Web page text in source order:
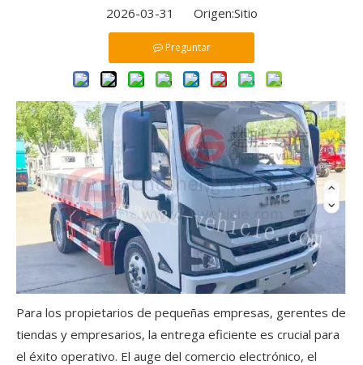
2026-03-31 Origen:Sitio
Preguntar
Para los propietarios de pequeñas empresas, gerentes de
tiendas y empresarios, la entrega eficiente es crucial para
el éxito operativo. El auge del comercio electrónico, el